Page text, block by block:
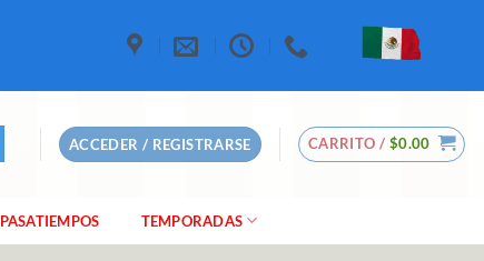
ACCEDER / REGISTRARSE CARRITO / $0.00
PASATIEMPOS TEMPORADAS